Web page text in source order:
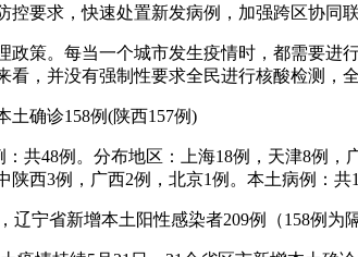
控要求，快速处置新发病例，加强跨区协同
政策。每当一个城市发生疫情时，都需要进
看，并没有强制性要求全民进行核酸检测，
土确诊158例(陕西157例)
：共48例。分布地区：上海18例，天津8例
陕西3例，广西2例，北京1例。本土病例：
辽宁省新增本土阳性感染者209例（158例